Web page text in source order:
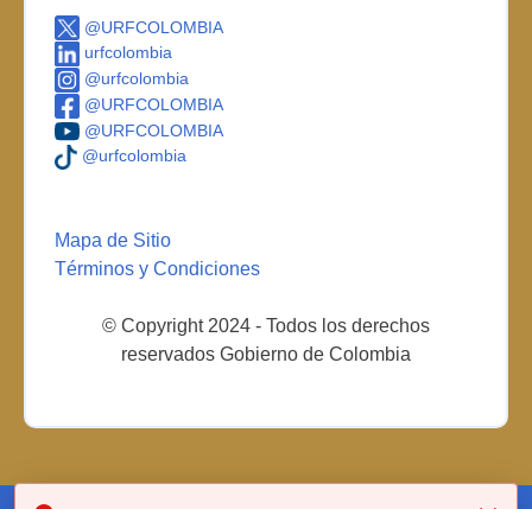
@URFCOLOMBIA
urfcolombia
@urfcolombia
@URFCOLOMBIA
@URFCOLOMBIA
@urfcolombia
Mapa de Sitio
Términos y Condiciones
© Copyright 2024 - Todos los derechos
reservados Gobierno de Colombia